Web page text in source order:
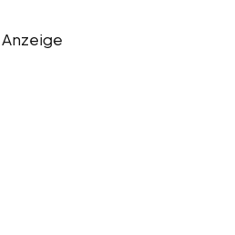
Anzeige